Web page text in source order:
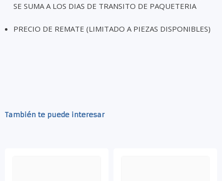
SE SUMA A LOS DIAS DE TRANSITO DE PAQUETERIA
PRECIO DE REMATE (LIMITADO A PIEZAS DISPONIBLES)
También te puede interesar